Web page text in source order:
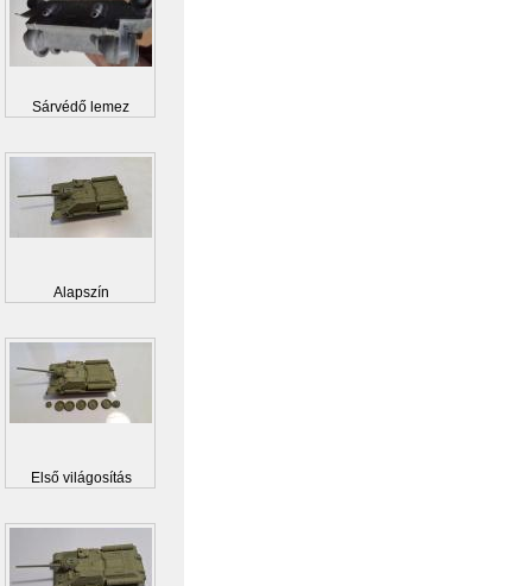
Sárvédő lemez
Alapszín
Első világosítás